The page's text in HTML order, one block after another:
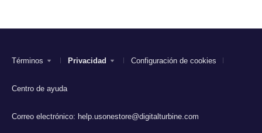
Términos Privacidad Configuración de cookies
Centro de ayuda
Correo electrónico: help.usonestore@digitalturbine.com